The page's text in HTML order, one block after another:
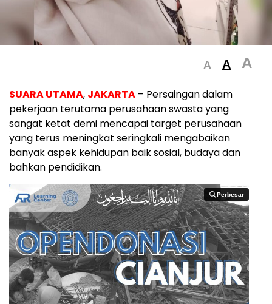
A A A
SUARA UTAMA, JAKARTA – Persaingan dalam
pekerjaan terutama perusahaan swasta yang
sangat ketat demi mencapai target perusahaan
yang terus meningkat seringkali mengabaikan
banyak aspek kehidupan baik sosial, budaya dan
bahkan pendidikan.
Perbesar
Perbesar